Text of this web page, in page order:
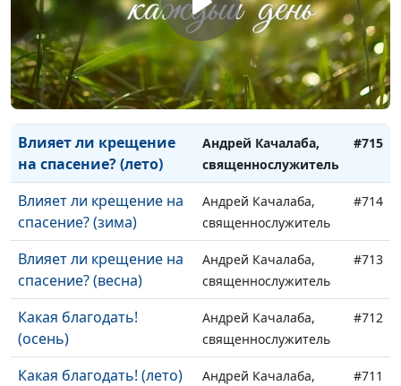
От всех ли грехов
очищает Бог? (весна)
Андрей Качалаба,
священнослужитель
#717
Влияет ли крещение на
спасение? (осень)
Андрей Качалаба,
священнослужитель
#716
Влияет ли крещение
на спасение? (лето)
Андрей Качалаба,
священнослужитель
#715
Влияет ли крещение на
спасение? (зима)
Андрей Качалаба,
священнослужитель
#714
Влияет ли крещение на
спасение? (весна)
Андрей Качалаба,
священнослужитель
#713
Какая благодать!
(осень)
Андрей Качалаба,
священнослужитель
#712
Какая благодать! (лето)
Андрей Качалаба,
#711